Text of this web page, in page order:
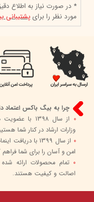
* در صورت نیاز به اطلاع
مورد نظر را برایپشتیبانی
چرا به بیگ باکس اعتماد
0
از سال 1398
وزارات ارشاد در کنار شما
0
از سال 1399 با
امن و آسان را برای شما فراهم
0 تمام محصولات ارائه
اصالت و کیفیت هستند.